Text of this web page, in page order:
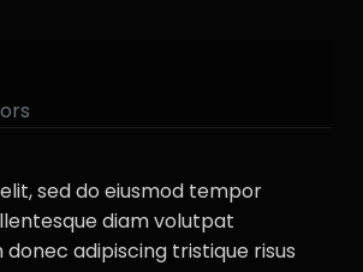
sed do eiusmod tempor
diam volutpat
adipiscing tristique risus